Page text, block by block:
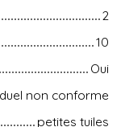
2
10
Oui
non conforme
petites tuiles